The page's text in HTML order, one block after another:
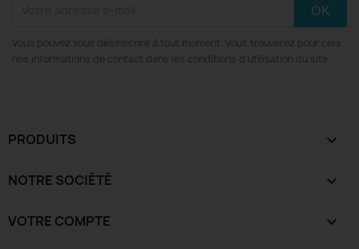
Vous pouvez vous désinscrire à tout moment. Vous trouverez pour cela
nos informations de contact dans les conditions d'utilisation du site.
PRODUITS 
NOTRE SOCIÉTÉ 
VOTRE COMPTE 